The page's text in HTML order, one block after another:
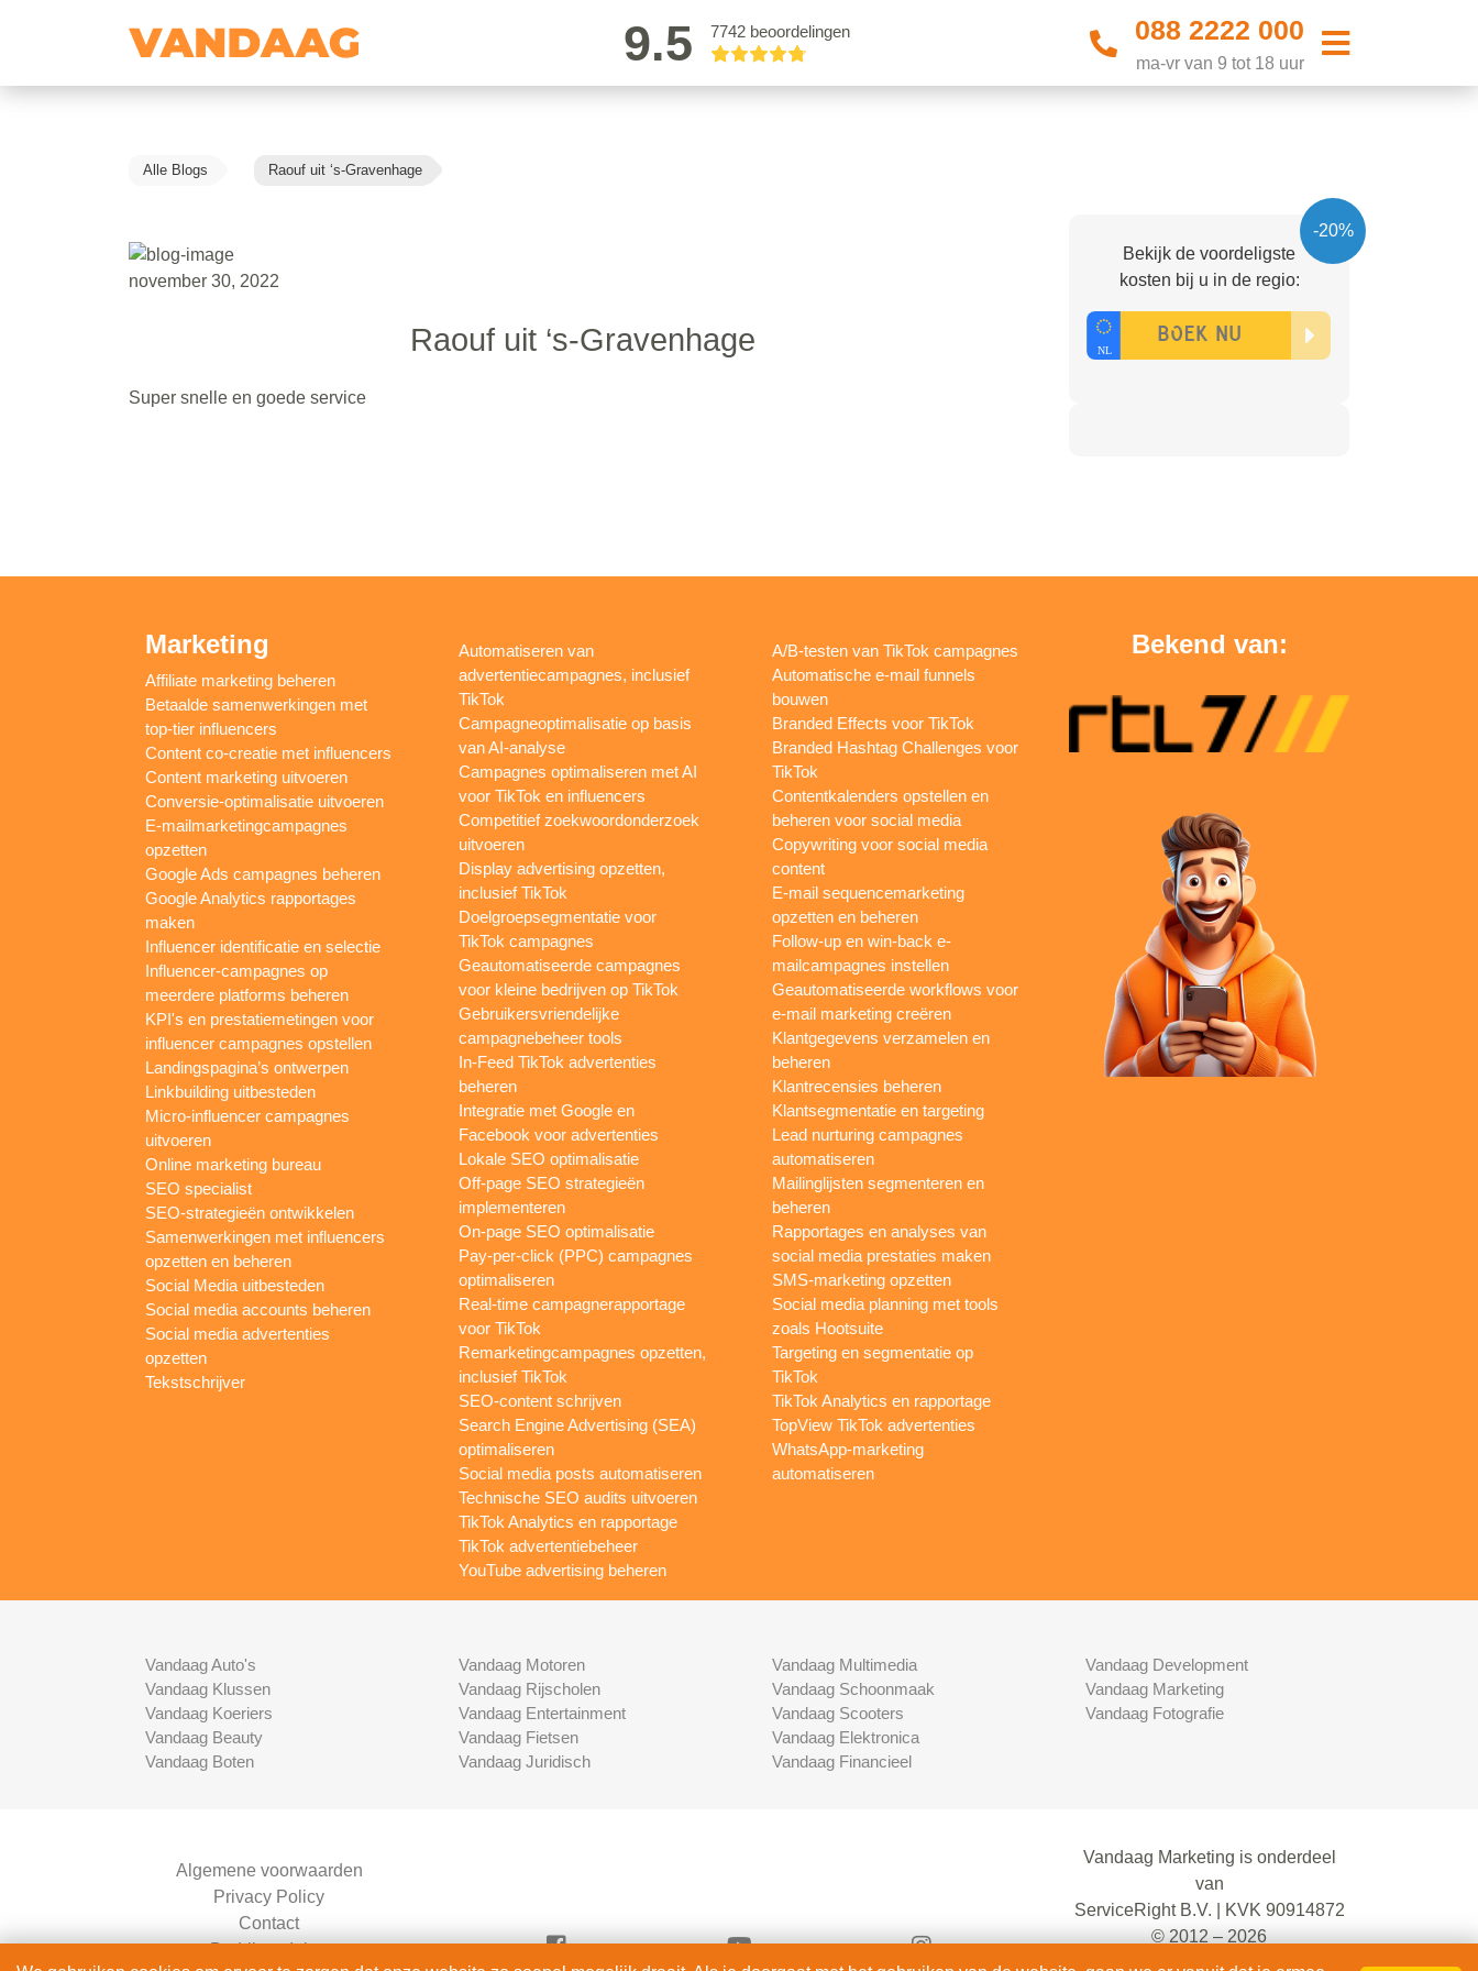
9.5 7742 beoordelingen 088 2222 000
ma-vr van 9 tot 18 uur
Alle Blogs Raouf uit ‘s-Gravenhage
november 30, 2022
Raouf uit ‘s-Gravenhage
Super snelle en goede service
-20%
Bekijk de voordeligste
kosten bij u in de regio:
Marketing
Affiliate marketing beheren
Betaalde samenwerkingen met
top-tier influencers
Content co-creatie met influencers
Content marketing uitvoeren
Conversie-optimalisatie uitvoeren
E-mailmarketingcampagnes
opzetten
Google Ads campagnes beheren
Google Analytics rapportages
maken
Influencer identificatie en selectie
Influencer-campagnes op
meerdere platforms beheren
KPI's en prestatiemetingen voor
influencer campagnes opstellen
Landingspagina’s ontwerpen
Linkbuilding uitbesteden
Micro-influencer campagnes
uitvoeren
Online marketing bureau
SEO specialist
SEO-strategieën ontwikkelen
Samenwerkingen met influencers
opzetten en beheren
Social Media uitbesteden
Social media accounts beheren
Social media advertenties
opzetten
Tekstschrijver
Automatiseren van
advertentiecampagnes, inclusief
TikTok
Campagneoptimalisatie op basis
van AI-analyse
Campagnes optimaliseren met AI
voor TikTok en influencers
Competitief zoekwoordonderzoek
uitvoeren
Display advertising opzetten,
inclusief TikTok
Doelgroepsegmentatie voor
TikTok campagnes
Geautomatiseerde campagnes
voor kleine bedrijven op TikTok
Gebruikersvriendelijke
campagnebeheer tools
In-Feed TikTok advertenties
beheren
Integratie met Google en
Facebook voor advertenties
Lokale SEO optimalisatie
Off-page SEO strategieën
implementeren
On-page SEO optimalisatie
Pay-per-click (PPC) campagnes
optimaliseren
Real-time campagnerapportage
voor TikTok
Remarketingcampagnes opzetten,
inclusief TikTok
SEO-content schrijven
Search Engine Advertising (SEA)
optimaliseren
Social media posts automatiseren
Technische SEO audits uitvoeren
TikTok Analytics en rapportage
TikTok advertentiebeheer
YouTube advertising beheren
A/B-testen van TikTok campagnes
Automatische e-mail funnels
bouwen
Branded Effects voor TikTok
Branded Hashtag Challenges voor
TikTok
Contentkalenders opstellen en
beheren voor social media
Copywriting voor social media
content
E-mail sequencemarketing
opzetten en beheren
Follow-up en win-back e-
mailcampagnes instellen
Geautomatiseerde workflows voor
e-mail marketing creëren
Klantgegevens verzamelen en
beheren
Klantrecensies beheren
Klantsegmentatie en targeting
Lead nurturing campagnes
automatiseren
Mailinglijsten segmenteren en
beheren
Rapportages en analyses van
social media prestaties maken
SMS-marketing opzetten
Social media planning met tools
zoals Hootsuite
Targeting en segmentatie op
TikTok
TikTok Analytics en rapportage
TopView TikTok advertenties
WhatsApp-marketing
automatiseren
Bekend van:
Vandaag Auto's
Vandaag Klussen
Vandaag Koeriers
Vandaag Beauty
Vandaag Boten
Vandaag Motoren
Vandaag Rijscholen
Vandaag Entertainment
Vandaag Fietsen
Vandaag Juridisch
Vandaag Multimedia
Vandaag Schoonmaak
Vandaag Scooters
Vandaag Elektronica
Vandaag Financieel
Vandaag Development
Vandaag Marketing
Vandaag Fotografie
Algemene voorwaarden
Privacy Policy
Contact
Bedrijven Inlog
Vandaag Marketing is onderdeel
van
ServiceRight B.V. | KVK 90914872
© 2012 – 2026
alle rechten voorbehouden.